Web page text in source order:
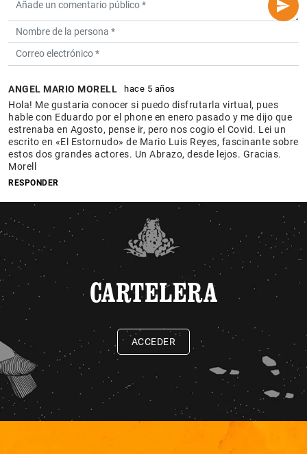
ANGEL MARIO MORELL hace 5 años
Hola! Me gustaria conocer si puedo disfrutarla virtual, pues
hable con Eduardo por el phone en enero pasado y me dijo que
estrenaba en Agosto, pense ir, pero nos cogio el Covid. Lei un
escrito en «El Estornudo» de Mario Luis Reyes, fascinante sobre
estos dos grandes actores. Un Abrazo, desde lejos. Gracias.
Morell
RESPONDER
CARTELERA
ACCEDER